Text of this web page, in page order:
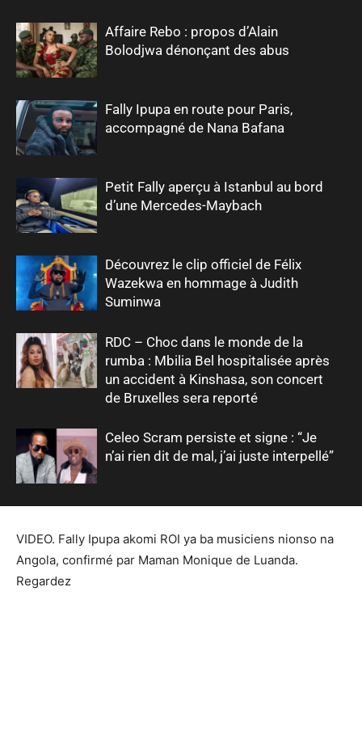
Affaire Rebo : propos d’Alain
Bolodjwa dénonçant des abus
Fally Ipupa en route pour Paris,
accompagné de Nana Bafana
Petit Fally aperçu à Istanbul au bord
d’une Mercedes-Maybach
Découvrez le clip officiel de Félix
Wazekwa en hommage à Judith
Suminwa
RDC – Choc dans le monde de la
rumba : Mbilia Bel hospitalisée après
un accident à Kinshasa, son concert
de Bruxelles sera reporté
Celeo Scram persiste et signe : “Je
n’ai rien dit de mal, j’ai juste interpellé”
VIDEO. Fally Ipupa akomi ROI ya ba musiciens nionso na
Angola, confirmé par Maman Monique de Luanda.
Regardez